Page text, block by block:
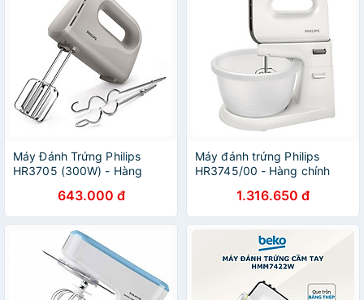
Máy Đánh Trứng Philips
HR3705 (300W) - Hàng
643.000 đ
Máy đánh trứng Philips
HR3745/00 - Hàng chính
1.316.650 đ